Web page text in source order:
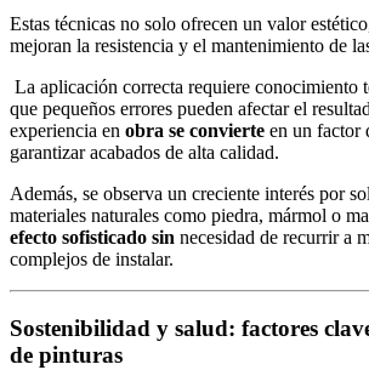
Estas técnicas no solo ofrecen un valor
mejoran la resistencia y el mantenimiento de
La aplicación correcta requiere conocimiento
que pequeños errores pueden afectar el
experiencia en obra se convierte en un factor
garantizar acabados de alta calidad.
Además, se observa un creciente interés por
materiales naturales como piedra, mármol o
efecto sofisticado sin necesidad de recurrir a
complejos de instalar.
Sostenibilidad y salud: factores
de pinturas